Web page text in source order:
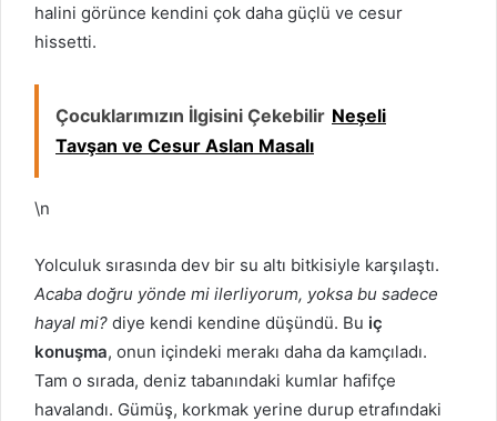
halini görünce kendini çok daha güçlü ve cesur
hissetti.
Çocuklarımızın İlgisini Çekebilir Neşeli
Tavşan ve Cesur Aslan Masalı
\n
Yolculuk sırasında dev bir su altı bitkisiyle karşılaştı.
Acaba doğru yönde mi ilerliyorum, yoksa bu sadece
hayal mi? diye kendi kendine düşündü. Bu iç
konuşma, onun içindeki merakı daha da kamçıladı.
Tam o sırada, deniz tabanındaki kumlar hafifçe
havalandı. Gümüş, korkmak yerine durup etrafındaki